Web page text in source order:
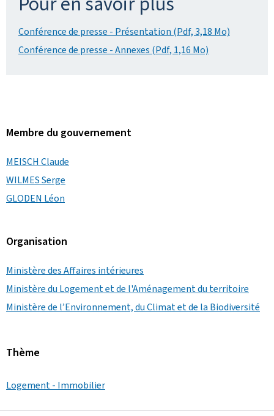
Conférence de presse - Présentation (Pdf, 3,18 Mo)
Conférence de presse - Annexes (Pdf, 1,16 Mo)
Membre du gouvernement
MEISCH Claude
WILMES Serge
GLODEN Léon
Organisation
Ministère des Affaires intérieures
Ministère du Logement et de l'Aménagement du territoire
Ministère de l’Environnement, du Climat et de la Biodiversité
Thème
Logement - Immobilier